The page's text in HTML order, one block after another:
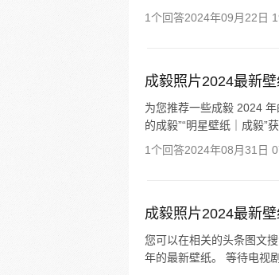
1个回答2024年09月22日
成毅照片2024最新
为您推荐一些成毅 2024
的成毅”“明星壁纸｜成毅”
1个回答2024年08月31日
成毅照片2024最新
您可以在相关的头条图文
年的最新壁纸。 等待电视